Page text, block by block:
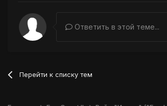
Ответить в этой теме...
Перейти к списку тем